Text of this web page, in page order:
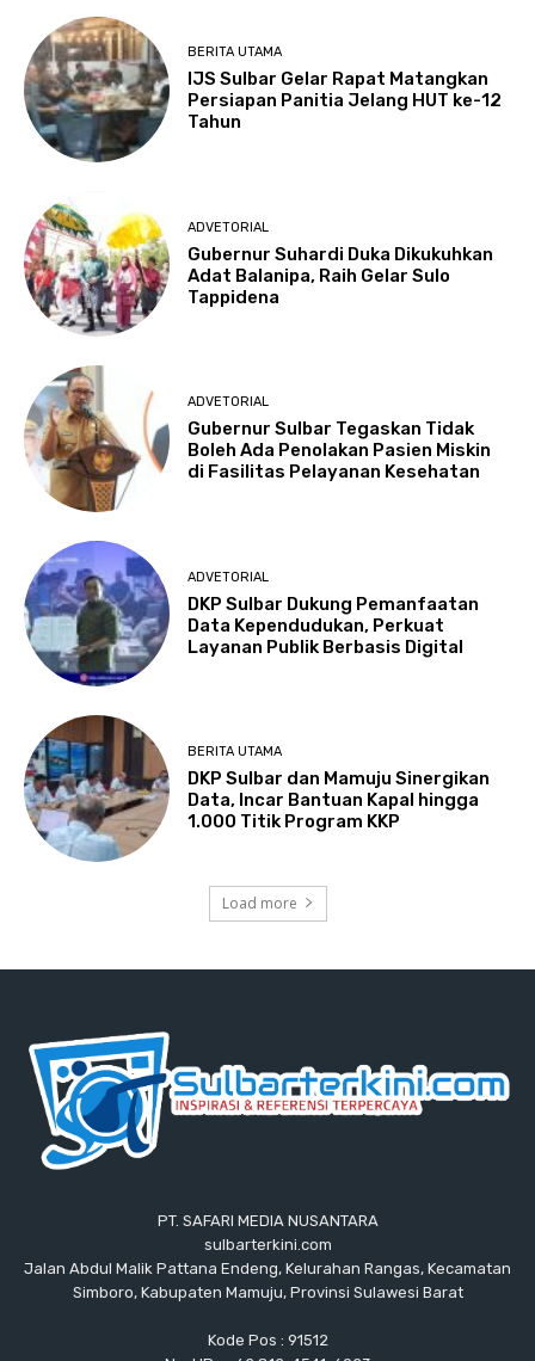
BERITA UTAMA
IJS Sulbar Gelar Rapat Matangkan
Persiapan Panitia Jelang HUT ke-12
Tahun
ADVETORIAL
Gubernur Suhardi Duka Dikukuhkan
Adat Balanipa, Raih Gelar Sulo
Tappidena
ADVETORIAL
Gubernur Sulbar Tegaskan Tidak
Boleh Ada Penolakan Pasien Miskin
di Fasilitas Pelayanan Kesehatan
ADVETORIAL
DKP Sulbar Dukung Pemanfaatan
Data Kependudukan, Perkuat
Layanan Publik Berbasis Digital
BERITA UTAMA
DKP Sulbar dan Mamuju Sinergikan
Data, Incar Bantuan Kapal hingga
1.000 Titik Program KKP
Load more
PT. SAFARI MEDIA NUSANTARA
sulbarterkini.com
Jalan Abdul Malik Pattana Endeng, Kelurahan Rangas, Kecamatan
Simboro, Kabupaten Mamuju, Provinsi Sulawesi Barat
Kode Pos : 91512